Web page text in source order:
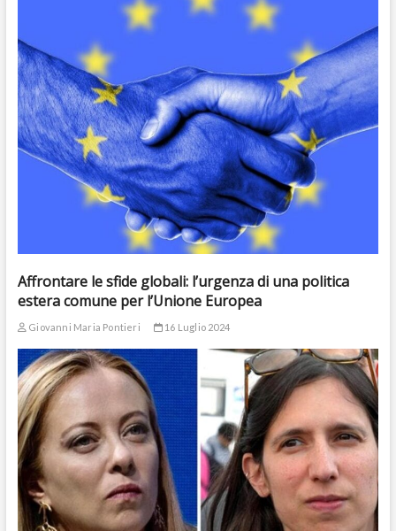
Affrontare le sfide globali: l’urgenza di una politica
estera comune per l’Unione Europea
Giovanni Maria Pontieri 16 Luglio 2024